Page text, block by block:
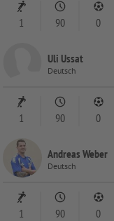
1 90 0
Uli Ussat
Deutsch
1 90 0
Andreas Weber
Deutsch
1 90 0